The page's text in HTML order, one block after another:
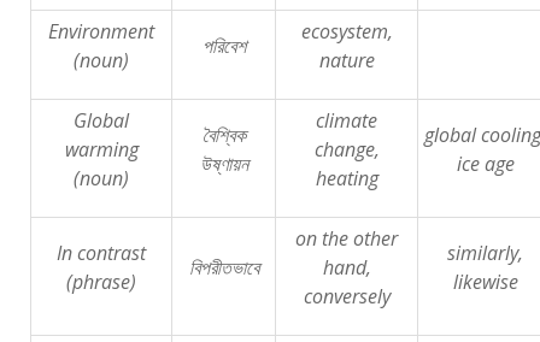
Environment
(noun)
পরিবেশ
ecosystem,
nature
Global
warming
(noun)
বৈশ্বিক
উষ্ণায়ন
climate
change,
heating
global
ice age
In contrast
(phrase)
বিপরীতভাবে
on the other
hand,
conversely
similarly,
likewise